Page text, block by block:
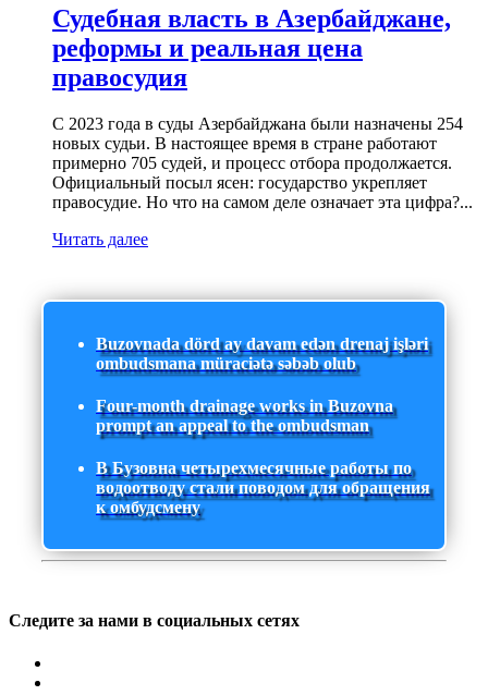
Судебная власть в Азербайджане,
реформы и реальная цена
правосудия
С 2023 года в суды Азербайджана были назначены 254
новых судьи. В настоящее время в стране работают
примерно 705 судей, и процесс отбора продолжается.
Официальный посыл ясен: государство укрепляет
правосудие. Но что на самом деле означает эта цифра?...
Читать далее
Buzovnada dörd ay davam edən drenaj işləri
ombudsmana müraciətə səbəb olub
Four-month drainage works in Buzovna
prompt an appeal to the ombudsman
В Бузовна четырехмесячные работы по
водоотводу стали поводом для обращения
к омбудсмену
Следите за нами в социальных сетях